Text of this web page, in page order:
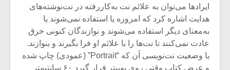
ایرادها می‌توان به علائم نت به‌کاررفته در نت‌نوشته‌های
هدایت اشاره کرد که امروزه یا استفاده نمی‌شوند یا
به‌معنای دیگر استفاده می‌شوند و نوازندگان کنونی خرق
عادت نمی‌کنند تا نت‌ها را با علائم او فرا بگیرند و بنوازند.
یا وضعیت نت‌نویسی آن که “Portrait” (عمودی) چاپ شده
و عرض کتاب وقتی روی پوپیتر قرار گیرد ۶۰ سانتیمتر
بدنام ترین باش